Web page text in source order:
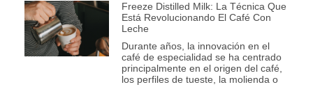
Freeze Distilled Milk: La Técnica Que
Está Revolucionando El Café Con
Leche
Durante años, la innovación en el
café de especialidad se ha centrado
principalmente en el origen del café,
los perfiles de tueste, la molienda o